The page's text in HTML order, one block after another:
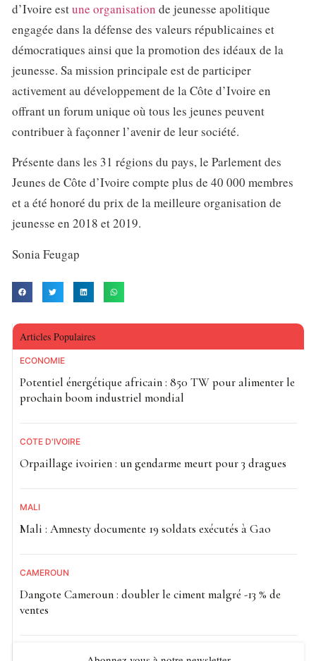
d’Ivoire estune organisation de jeunesse apolitique
engagée dans la défense des valeurs républicaines et
démocratiques ainsi que la promotion des idéaux de la
jeunesse. Sa mission principale est de participer
activement au développement de la Côte d’Ivoire en
offrant un forum unique où tous les jeunes peuvent
contribuer à façonner l’avenir de leur société.
Présente dans les 31 régions du pays, le Parlement des
Jeunes de Côte d’Ivoire compte plus de 40 000 membres
et a été honoré du prix de la meilleure organisation de
jeunesse en 2018 et 2019.
Sonia Feugap
Articles Populaires
ECONOMIE
Potentiel énergétique africain : 850 TW pour alimenter le
prochain boom industriel mondial
CÔTE D'IVOIRE
Orpaillage ivoirien : un gendarme meurt pour 3 dragues
MALI
Mali : Amnesty documente 19 soldats exécutés à Gao
CAMEROUN
Dangote Cameroun : doubler le ciment malgré -13 % de
ventes